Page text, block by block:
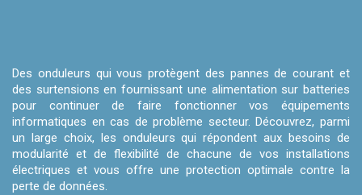
Des onduleurs qui vous protègent des pannes de courant et
des surtensions en fournissant une alimentation sur batteries
pour continuer de faire fonctionner vos équipements
informatiques en cas de problème secteur. Découvrez, parmi
un large choix, les onduleurs qui répondent aux besoins de
modularité et de flexibilité de chacune de vos installations
électriques et vous offre une protection optimale contre la
perte de données.